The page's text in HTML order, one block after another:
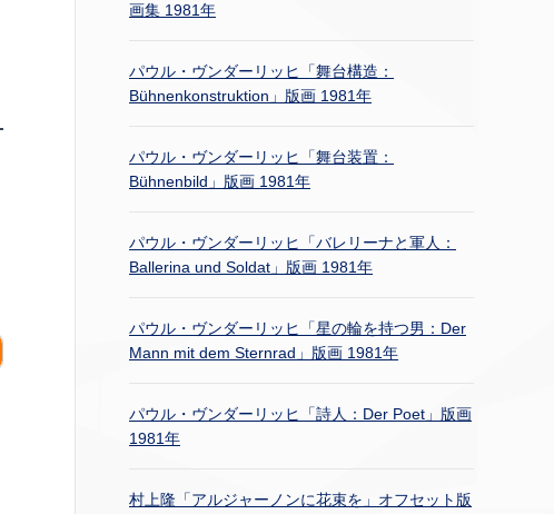
画集 1981年
パウル・ヴンダーリッヒ「舞台構造：
Bühnenkonstruktion」版画 1981年
パウル・ヴンダーリッヒ「舞台装置：
Bühnenbild」版画 1981年
パウル・ヴンダーリッヒ「バレリーナと軍人：
Ballerina und Soldat」版画 1981年
パウル・ヴンダーリッヒ「星の輪を持つ男：Der
Mann mit dem Sternrad」版画 1981年
パウル・ヴンダーリッヒ「詩人：Der Poet」版画
1981年
村上隆「アルジャーノンに花束を」オフセット版